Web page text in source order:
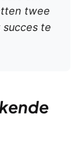
twee
te